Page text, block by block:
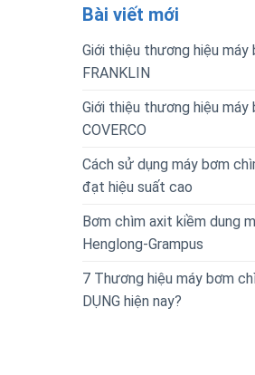
Bài viết mới
Giới thiệu thương hiệu máy
FRANKLIN
Giới thiệu thương hiệu máy
COVERCO
Cách sử dụng máy bơm
đạt hiệu suất cao
Bơm chìm axit kiềm dung
Henglong-Grampus
7 Thương hiệu máy bơm
DỤNG hiện nay?